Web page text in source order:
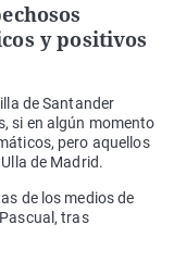
y positivos
de Santander
si en algún momento
pero aquellos
de Madrid.
de los medios de
tras